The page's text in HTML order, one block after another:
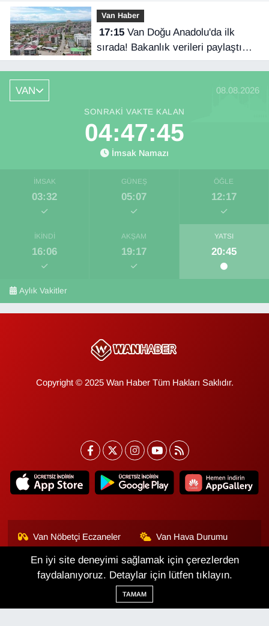
Van Haber
17:15Van Doğu Anadolu'da ilk
sırada! Bakanlık verileri paylaştı…
VAN 08.08.2026
SONRAKI VAKTE KALAN
04:47:44
İmsak Namazı
İMSAK
03:32
GÜNEŞ
05:07
ÖĞLE
12:17
İKINDI
16:06
AKŞAM
19:17
YATSI
20:45
Aylık Vakitler
Copyright © 2025 Wan Haber Tüm Hakları Saklıdır.
Van Nöbetçi Eczaneler Van Hava Durumu
Van Namaz Vakitleri
Van Trafik Yoğunluk
Haritası
Puan Durumu ve Fikstür
En iyi site deneyimi sağlamak için çerezlerden
faydalanıyoruz. Detaylar için lütfen tıklayın.
TAMAM